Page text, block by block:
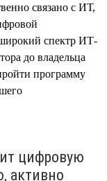
связано с ИТ,
спектр ИТ-
до владельца
программу
цифровую
активно